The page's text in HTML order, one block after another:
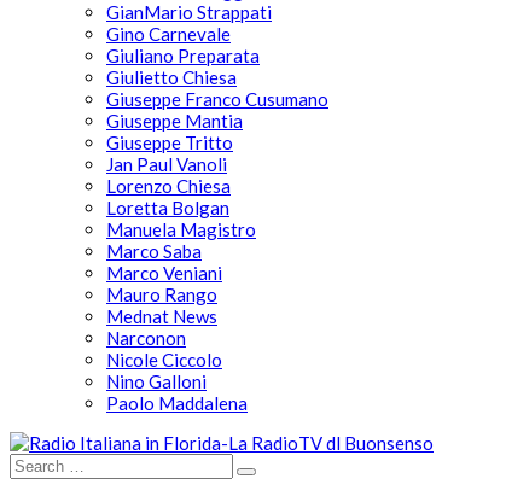
GianMario Strappati
Gino Carnevale
Giuliano Preparata
Giulietto Chiesa
Giuseppe Franco Cusumano
Giuseppe Mantia
Giuseppe Tritto
Jan Paul Vanoli
Lorenzo Chiesa
Loretta Bolgan
Manuela Magistro
Marco Saba
Marco Veniani
Mauro Rango
Mednat News
Narconon
Nicole Ciccolo
Nino Galloni
Paolo Maddalena